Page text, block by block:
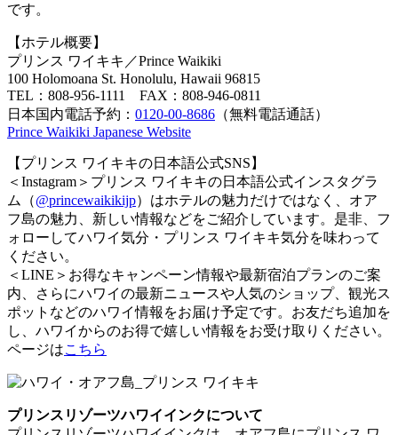
です。
【ホテル概要】
プリンス ワイキキ／Prince Waikiki
100 Holomoana St. Honolulu, Hawaii 96815
TEL：808-956-1111 FAX：808-946-0811
日本国内電話予約： 0120-00-8686 （無料電話通話）
Prince Waikiki Japanese Website
【プリンス ワイキキの日本語公式SNS】
＜Instagram＞プリンス ワイキキの日本語公式インスタグラ
ム（@princewaikikijp）はホテルの魅力だけではなく、オア
フ島の魅力、新しい情報などをご紹介しています。是非、フ
ォローしてハワイ気分・プリンス ワイキキ気分を味わって
ください。
＜LINE＞お得なキャンペーン情報や最新宿泊プランのご案
内、さらにハワイの最新ニュースや人気のショップ、観光ス
ポットなどのハワイ情報をお届け予定です。お友だち追加を
し、ハワイからのお得で嬉しい情報をお受け取りください。
ページはこちら
プリンスリゾーツハワイインクについて